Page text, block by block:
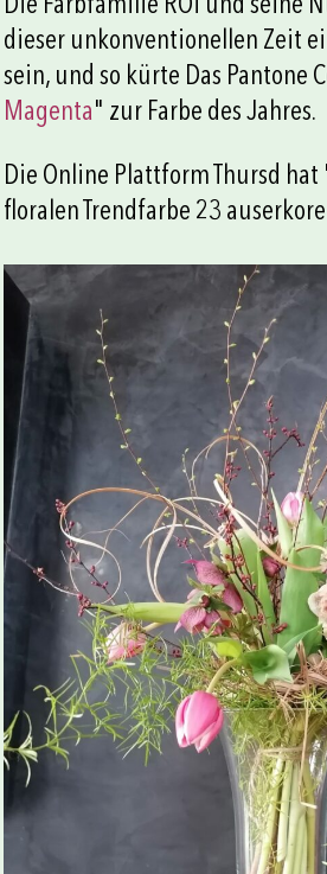
Die Farbfamilie ROT und seine
dieser unkonventionellen Zeit
sein, und so kürte Das Pantone
Magenta" zur Farbe des Jahres.
Die Online Plattform Thursd hat
floralen Trendfarbe 23